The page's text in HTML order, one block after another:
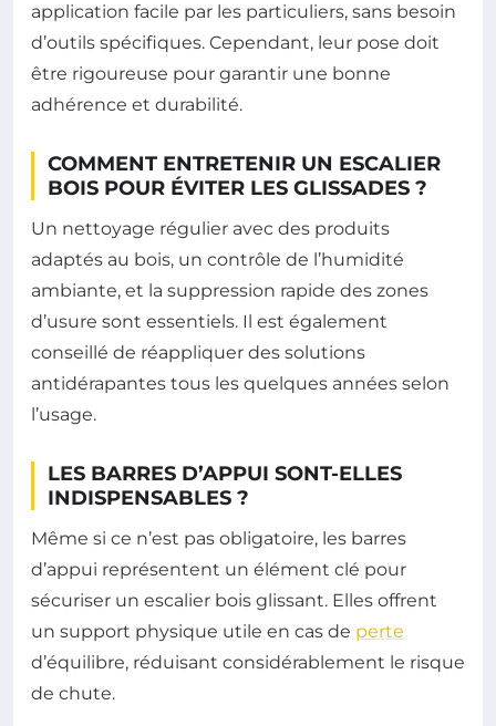
application facile par les particuliers, sans besoin
d’outils spécifiques. Cependant, leur pose doit
être rigoureuse pour garantir une bonne
adhérence et durabilité.
COMMENT ENTRETENIR UN ESCALIER
BOIS POUR ÉVITER LES GLISSADES ?
Un nettoyage régulier avec des produits
adaptés au bois, un contrôle de l’humidité
ambiante, et la suppression rapide des zones
d’usure sont essentiels. Il est également
conseillé de réappliquer des solutions
antidérapantes tous les quelques années selon
l’usage.
LES BARRES D’APPUI SONT-ELLES
INDISPENSABLES ?
Même si ce n’est pas obligatoire, les barres
d’appui représentent un élément clé pour
sécuriser un escalier bois glissant. Elles offrent
un support physique utile en cas de perte
d’équilibre, réduisant considérablement le risque
de chute.